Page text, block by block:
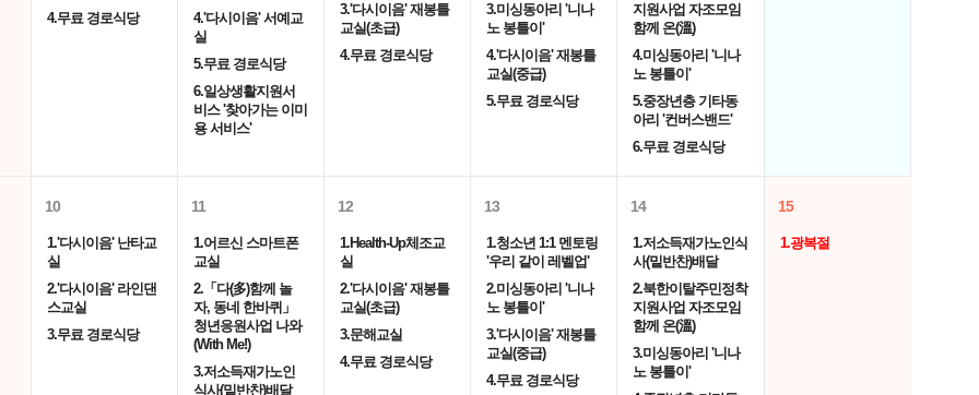
4.무료 경로식당
4.'다시이음' 서예교
실
5.무료 경로식당
6.일상생활지원서
비스 '찾아가는 이미
용 서비스'
3.'다시이음' 재봉틀
교실(초급)
4.무료 경로식당
3.미싱동아리 '니나
노 봉틀이'
4.'다시이음' 재봉틀
교실(중급)
5.무료 경로식당
지원사업 자조모임
함께 온(溫)
4.미싱동아리 '니나
노 봉틀이'
5.중장년층 기타동
아리 '컨버스밴드'
6.무료 경로식당
10
1.'다시이음' 난타교
실
2.'다시이음' 라인댄
스교실
3.무료 경로식당
11
1.어르신 스마트폰
교실
2.「다(多)함께 놀
자, 동네 한바퀴」
청년응원사업 나와
(With Me!)
3.저소득재가노인
식사(밑반찬)배달
12
1.Health-Up체조교
실
2.'다시이음' 재봉틀
교실(초급)
3.문해교실
4.무료 경로식당
13
1.청소년 1:1 멘토링
'우리 같이 레벨업'
2.미싱동아리 '니나
노 봉틀이'
3.'다시이음' 재봉틀
교실(중급)
4.무료 경로식당
14
1.저소득재가노인식
사(밑반찬)배달
2.북한이탈주민정착
지원사업 자조모임
함께 온(溫)
3.미싱동아리 '니나
노 봉틀이'
15
1.광복절